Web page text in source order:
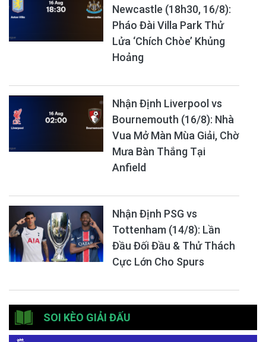
Newcastle (18h30, 16/8):
Pháo Đài Villa Park Thử
Lửa ‘Chích Chòe’ Khủng
Hoảng
Nhận Định Liverpool vs
Bournemouth (16/8): Nhà
Vua Mở Màn Mùa Giải, Chờ
Mưa Bàn Thắng Tại
Anfield
Nhận Định PSG vs
Tottenham (14/8): Lần
Đầu Đối Đầu & Thử Thách
Cực Lớn Cho Spurs
SOI KÈO GIẢI ĐẤU